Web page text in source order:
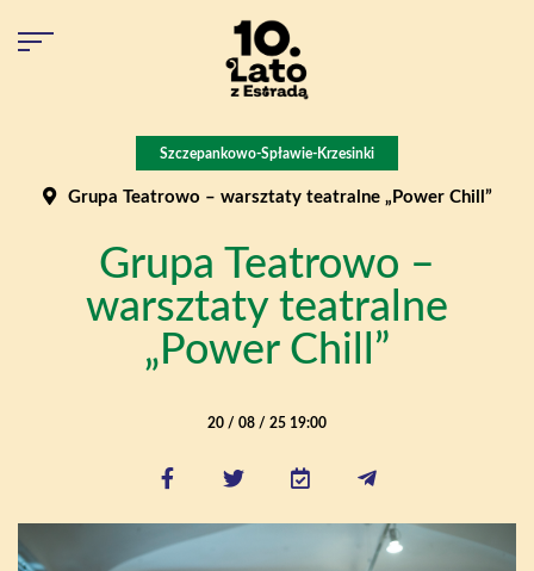
Szczepankowo-Spławie-Krzesinki
Grupa Teatrowo – warsztaty teatralne „Power Chill”
Grupa Teatrowo –
warsztaty teatralne
„Power Chill”
20 / 08 / 25 19:00